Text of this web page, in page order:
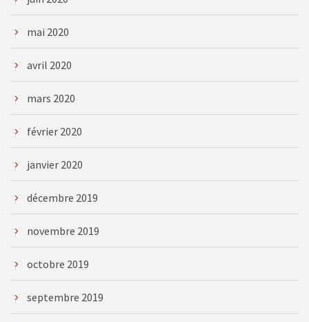
mai 2020
avril 2020
mars 2020
février 2020
janvier 2020
décembre 2019
novembre 2019
octobre 2019
septembre 2019